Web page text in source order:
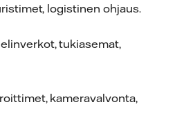
logistinen ohjaus.
tukiasemat,
kameravalvonta,